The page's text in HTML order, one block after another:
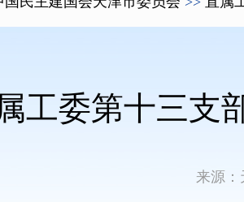
工委第十三支
来源